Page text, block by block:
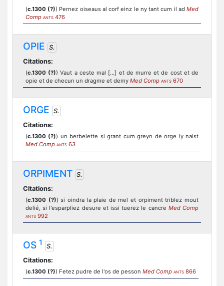
(c.1300 (?)) Pernez oiseaus al corf einz le ny tant cum il adMed
Comp ANTS 476
OPIE S.
Citations:
(c.1300 (?)) Vaut a ceste mal [...] et de murre et de cost et de
opie et de checun un dragme et demy Med Comp ANTS 670
ORGE S.
Citations:
(c.1300 (?)) un berbelette si grant cum greyn de orge ly naist
Med Comp ANTS 63
ORPIMENT S.
Citations:
(c.1300 (?)) si oindra la plaie de mel et orpiment triblez mout
delié, si l'esparpliez desure et issi tuerez le cancre Med Comp
ANTS 992
OS 1
S.
Citations:
(c.1300 (?)) Fetez pudre de l'os de pesson Med Comp ANTS 866